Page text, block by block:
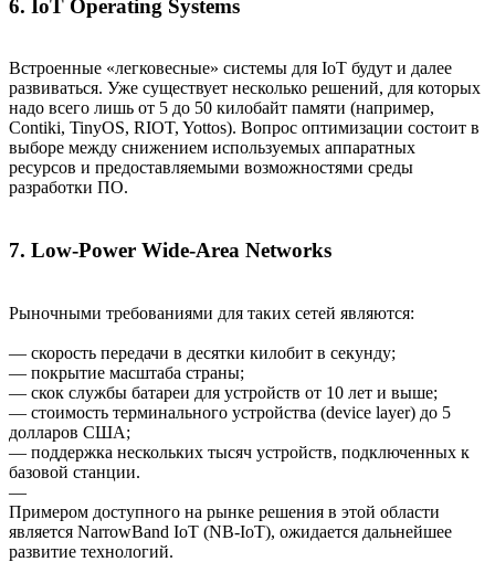
6. IoT Operating Systems
Встроенные «легковесные» системы для IoT будут и далее
развиваться. Уже существует несколько решений, для которых
надо всего лишь от 5 до 50 килобайт памяти (например,
Contiki, TinyOS, RIOT, Yottos). Вопрос оптимизации состоит в
выборе между снижением используемых аппаратных
ресурсов и предоставляемыми возможностями среды
разработки ПО.
7. Low-Power Wide-Area Networks
Рыночными требованиями для таких сетей являются:
— скорость передачи в десятки килобит в секунду;
— покрытие масштаба страны;
— скок службы батареи для устройств от 10 лет и выше;
— стоимость терминального устройства (device layer) до 5
долларов США;
— поддержка нескольких тысяч устройств, подключенных к
базовой станции.
—
Примером доступного на рынке решения в этой области
является NarrowBand IoT (NB-IoT), ожидается дальнейшее
развитие технологий.